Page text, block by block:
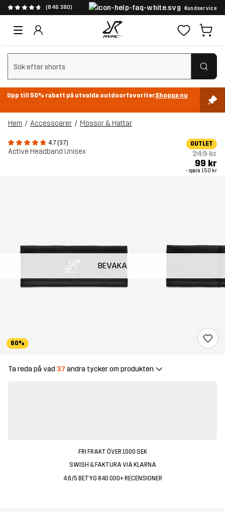
(846 380) Kundservice
Rensa sök
Upp till 50% rabatt på utvalda outdoorfavoriterShoppa nu
Hem Accessoarer Mössor & Hattar
4.7 (37)
Active Headband Unisex
OUTLET
249 kr
99 kr
- spara 150 kr
BEVAKA
60%
Ta reda på vad 37 andra tycker om produkten
FRI FRAKT ÖVER 1000 SEK
SWISH & FAKTURA VIA KLARNA
4.6/5 BETYG 840 000+ RECENSIONER